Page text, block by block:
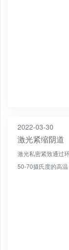
2022-03-30
激光紧缩阴道
激光私密紧致通过
50-70摄氏度的高